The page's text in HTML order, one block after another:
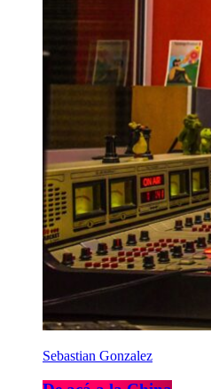
Sebastian Gonzalez